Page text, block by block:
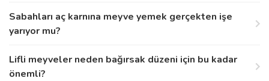
Sabahları aç karnına meyve yemek gerçekten işe
yarıyor mu?
Lifli meyveler neden bağırsak düzeni için bu kadar
önemli?